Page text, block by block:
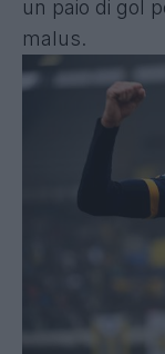
un paio di gol
malus.